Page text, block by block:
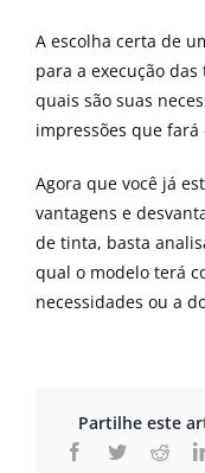
A escolha certa de
para a execução
quais são suas
impressões que
Agora que você já
vantagens e
de tinta, basta
qual o modelo terá
necessidades ou a
Partilhe este
Facebook
Twitter